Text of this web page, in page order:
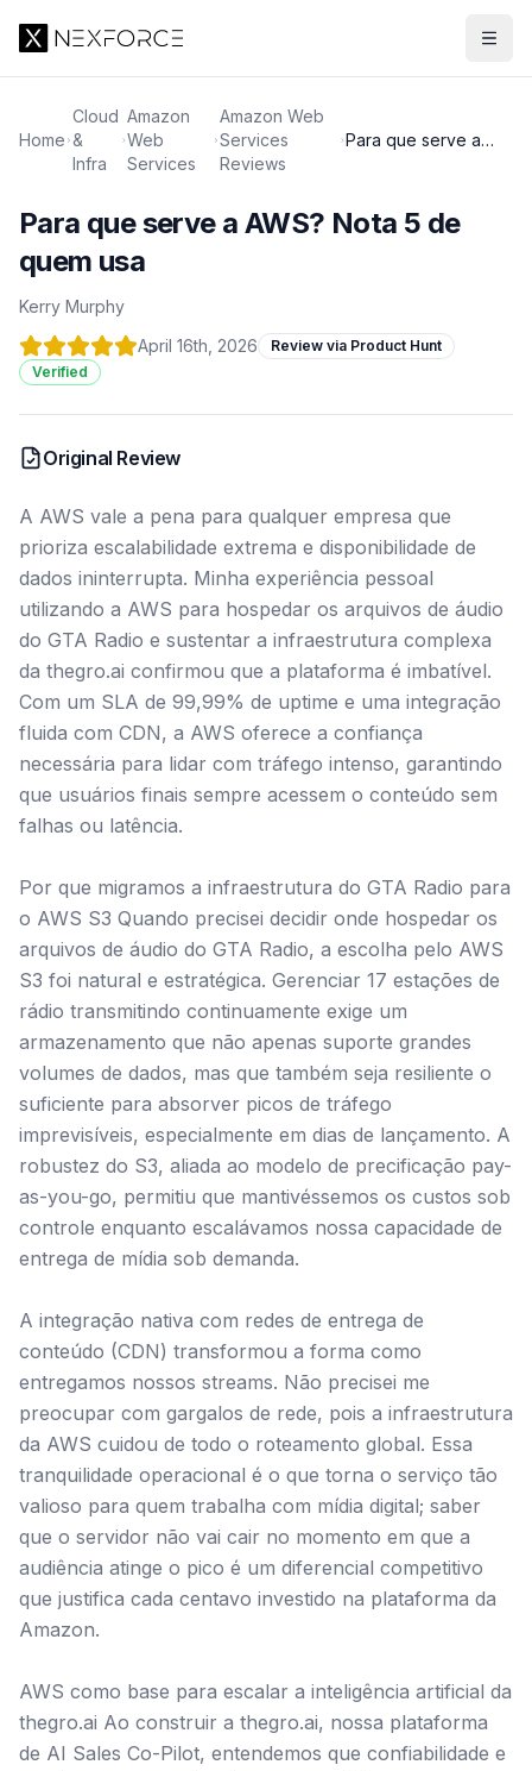
Home
Cloud
&
Infra
Amazon
Web
Services
Amazon Web
Services
Reviews
Para que serve a
Para que serve a AWS? Nota 5 de
quem usa
Kerry Murphy
April 16th, 2026
Review via Product Hunt
Verified
Original Review
A AWS vale a pena para qualquer empresa que
prioriza escalabilidade extrema e disponibilidade de
dados ininterrupta. Minha experiência pessoal
utilizando a AWS para hospedar os arquivos de áudio
do GTA Radio e sustentar a infraestrutura complexa
da thegro.ai confirmou que a plataforma é imbatível.
Com um SLA de 99,99% de uptime e uma integração
fluida com CDN, a AWS oferece a confiança
necessária para lidar com tráfego intenso, garantindo
que usuários finais sempre acessem o conteúdo sem
falhas ou latência.
Por que migramos a infraestrutura do GTA Radio para
o AWS S3 Quando precisei decidir onde hospedar os
arquivos de áudio do GTA Radio, a escolha pelo AWS
S3 foi natural e estratégica. Gerenciar 17 estações de
rádio transmitindo continuamente exige um
armazenamento que não apenas suporte grandes
volumes de dados, mas que também seja resiliente o
suficiente para absorver picos de tráfego
imprevisíveis, especialmente em dias de lançamento. A
robustez do S3, aliada ao modelo de precificação pay-
as-you-go, permitiu que mantivéssemos os custos sob
controle enquanto escalávamos nossa capacidade de
entrega de mídia sob demanda.
A integração nativa com redes de entrega de
conteúdo (CDN) transformou a forma como
entregamos nossos streams. Não precisei me
preocupar com gargalos de rede, pois a infraestrutura
da AWS cuidou de todo o roteamento global. Essa
tranquilidade operacional é o que torna o serviço tão
valioso para quem trabalha com mídia digital; saber
que o servidor não vai cair no momento em que a
audiência atinge o pico é um diferencial competitivo
que justifica cada centavo investido na plataforma da
Amazon.
AWS como base para escalar a inteligência artificial da
thegro.ai Ao construir a thegro.ai, nossa plataforma
de AI Sales Co-Pilot, entendemos que confiabilidade e